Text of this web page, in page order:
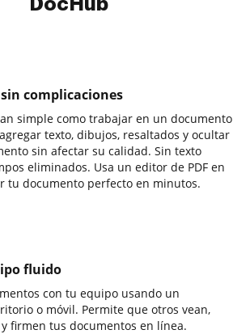
DocHub
sin complicaciones
simple como trabajar en un documento
texto, dibujos, resaltados y ocultar
sin afectar su calidad. Sin texto
eliminados. Usa un editor de PDF en
tu documento perfecto en minutos.
fluido
con tu equipo usando un
o móvil. Permite que otros vean,
firmen tus documentos en línea.